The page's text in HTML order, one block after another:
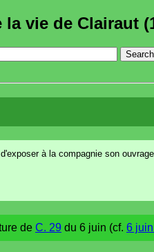
vie de Clairaut
à la compagnie son
de C. 29 du 6 juin (cf. 6